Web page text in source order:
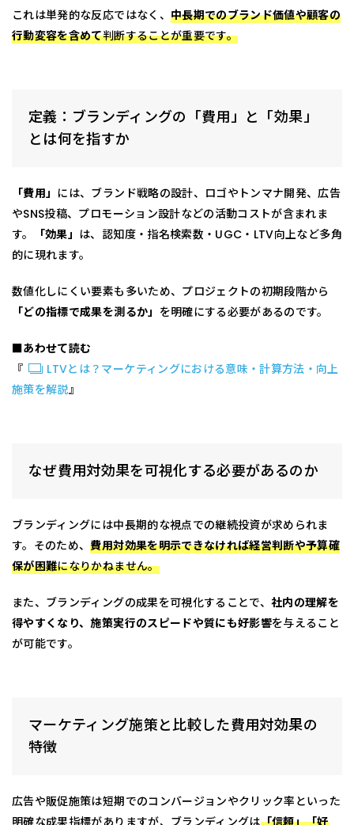
これは単発的な反応ではなく、 中長期でのブランド価値や顧客の
行動変容を含めて判断することが重要です。
定義：ブランディングの「費用」と「効果」
とは何を指すか
「費用」 には、ブランド戦略の設計、ロゴやトンマナ開発、広告
やSNS投稿、プロモーション設計などの活動コストが含まれま
す。
「効果」 は、認知度・指名検索数・UGC・LTV向上など多角
的に現れます。
数値化しにくい要素も多いため、プロジェクトの初期段階から
「どの指標で成果を測るか」 を明確にする必要があるのです。
■あわせて読む
『
LTVとは？マーケティングにおける意味・計算方法・向上
施策を解説』
なぜ費用対効果を可視化する必要があるのか
ブランディングには中長期的な視点での継続投資が求められま
す。そのため、費用対効果を明示できなければ経営判断や予算確
保が困難になりかねません。
また、ブランディングの成果を可視化することで、社内の理解を
得やすくなり、施策実行のスピードや質にも好影響を与えること
が可能です。
マーケティング施策と比較した費用対効果の
特徴
広告や販促施策は短期でのコンバージョンやクリック率といった
明確な成果指標がありますが、ブランディングは「信頼」「好